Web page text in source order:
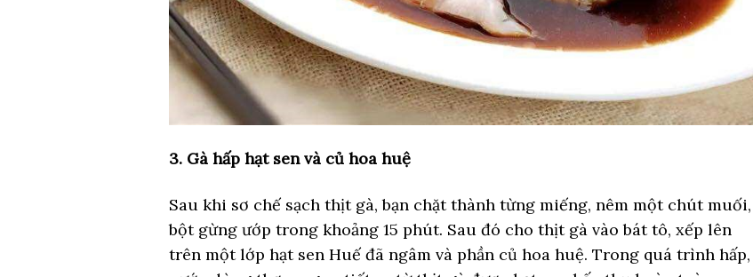
3. Gà hấp hạt sen và củ hoa huệ
Sau khi sơ chế sạch thịt gà, bạn chặt thành từng miếng, nêm một chút muối,
bột gừng ướp trong khoảng 15 phút. Sau đó cho thịt gà vào bát tô, xếp lên
trên một lớp hạt sen Huế đã ngâm và phần củ hoa huệ. Trong quá trình hấp,